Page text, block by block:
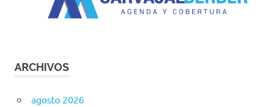
ARCHIVOS
agosto 2026